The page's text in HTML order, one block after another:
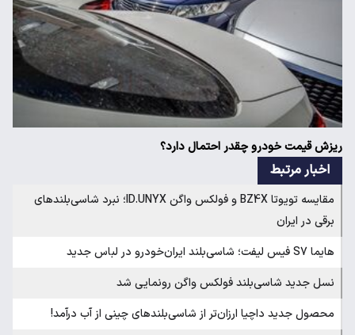
ریزش قیمت خودرو چقدر احتمال دارد؟
اخبار مرتبط
مقایسه تویوتا BZ4X و فولکس واگن ID.UNYX؛ نبرد شاسی‌بلندهای
برقی در ایران
هایما S7 فیس لیفت؛ شاسی‌بلند ایران‌خودرو در لباس جدید‌
نسل جدید شاسی‌بلند فولکس واگن رونمایی شد
محصول جدید داچیا ارزان‌تر از شاسی‌بلند‌های چینی از آب درآمد!